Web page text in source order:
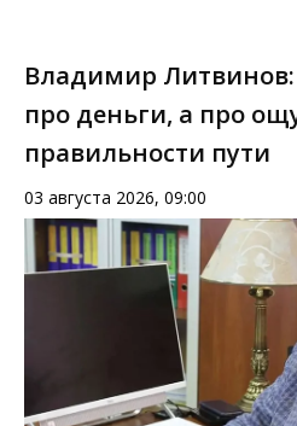
Владимир Литвинов:
про деньги, а про
правильности пути
03 августа 2026, 09:00